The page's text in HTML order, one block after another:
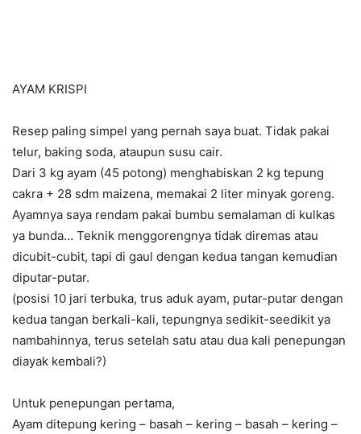
AYAM KRISPI
Resep paling simpel yang pernah saya buat. Tidak pakai
telur, baking soda, ataupun susu cair.
Dari 3 kg ayam (45 potong) menghabiskan 2 kg tepung
cakra + 28 sdm maizena, memakai 2 liter minyak goreng.
Ayamnya saya rendam pakai bumbu semalaman di kulkas
ya bunda… Teknik menggorengnya tidak diremas atau
dicubit-cubit, tapi di gaul dengan kedua tangan kemudian
diputar-putar.
(posisi 10 jari terbuka, trus aduk ayam, putar-putar dengan
kedua tangan berkali-kali, tepungnya sedikit-seedikit ya
nambahinnya, terus setelah satu atau dua kali penepungan
diayak kembali?)
Untuk penepungan pertama,
Ayam ditepung kering – basah – kering – basah – kering –